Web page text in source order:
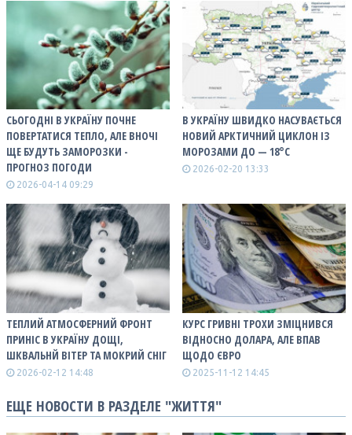
СЬОГОДНІ В УКРАЇНУ ПОЧНЕ
ПОВЕРТАТИСЯ ТЕПЛО, АЛЕ ВНОЧІ
ЩЕ БУДУТЬ ЗАМОРОЗКИ -
ПРОГНОЗ ПОГОДИ
2026-04-14 09:29
В УКРАЇНУ ШВИДКО НАСУВАЄТЬСЯ
НОВИЙ АРКТИЧНИЙ ЦИКЛОН ІЗ
МОРОЗАМИ ДО — 18°С
2026-02-20 13:33
ТЕПЛИЙ АТМОСФЕРНИЙ ФРОНТ
ПРИНІС В УКРАЇНУ ДОЩІ,
ШКВАЛЬНЙ ВІТЕР ТА МОКРИЙ СНІГ
2026-02-12 14:48
КУРС ГРИВНІ ТРОХИ ЗМІЦНИВСЯ
ВІДНОСНО ДОЛАРА, АЛЕ ВПАВ
ЩОДО ЄВРО
2025-11-12 14:45
ЕЩЕ НОВОСТИ В РАЗДЕЛЕ "ЖИТТЯ"